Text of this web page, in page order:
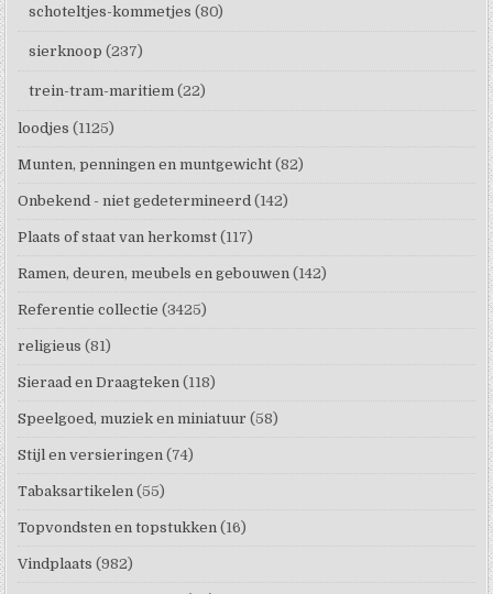
schoteltjes-kommetjes (80)
sierknoop (237)
trein-tram-maritiem (22)
loodjes (1125)
Munten, penningen en muntgewicht (82)
Onbekend - niet gedetermineerd (142)
Plaats of staat van herkomst (117)
Ramen, deuren, meubels en gebouwen (142)
Referentie collectie (3425)
religieus (81)
Sieraad en Draagteken (118)
Speelgoed, muziek en miniatuur (58)
Stijl en versieringen (74)
Tabaksartikelen (55)
Topvondsten en topstukken (16)
Vindplaats (982)